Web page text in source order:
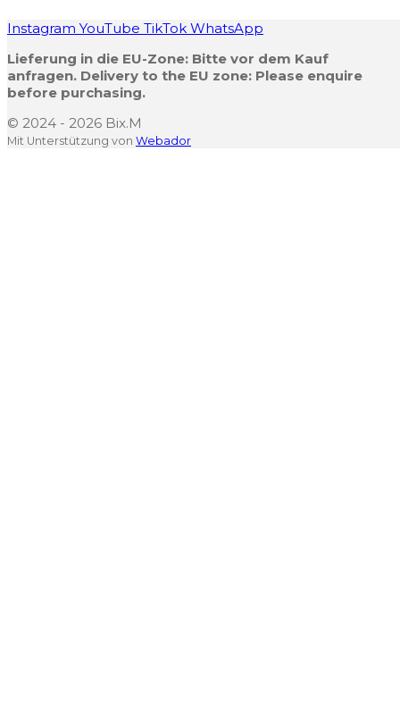
Instagram YouTube TikTok WhatsApp
Lieferung in die EU-Zone: Bitte vor dem Kauf
anfragen. Delivery to the EU zone: Please enquire
before purchasing.
© 2024 - 2026 Bix.M
Mit Unterstützung von Webador